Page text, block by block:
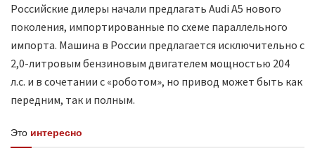
Российские дилеры начали предлагать Audi A5 нового
поколения, импортированные по схеме параллельного
импорта. Машина в России предлагается исключительно с
2,0-литровым бензиновым двигателем мощностью 204
л.с. и в сочетании с «роботом», но привод может быть как
передним, так и полным.
Это интересно